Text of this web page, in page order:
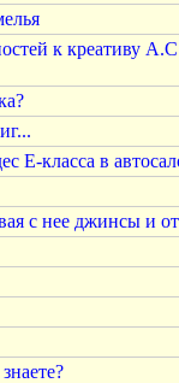
к креативу
Е-класса в
с нее джинсы и